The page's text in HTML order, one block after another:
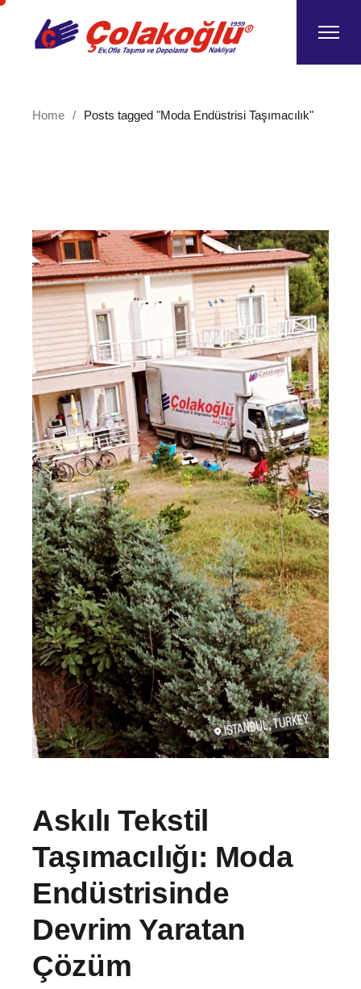
Skip
content
Home Posts tagged "Moda Endüstrisi Taşımacılık"
Askılı Tekstil
Taşımacılığı: Moda
Endüstrisinde
Devrim Yaratan
Çözüm